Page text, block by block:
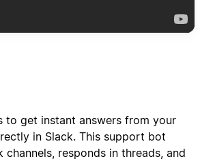
to get instant answers from your
in Slack. This support bot
channels, responds in threads, and